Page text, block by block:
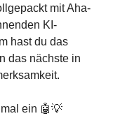
mit Aha-
KI-
hast du das
das nächste in
ein 🤖💡